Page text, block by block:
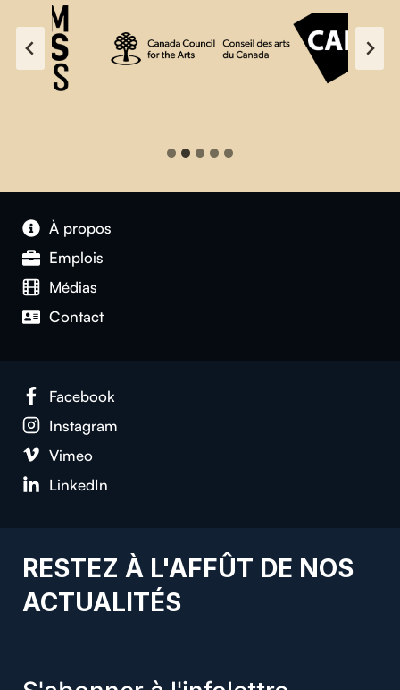
À propos
Emplois
Médias
Contact
Facebook
Instagram
Vimeo
LinkedIn
RESTEZ À L'AFFÛT DE NOS
ACTUALITÉS